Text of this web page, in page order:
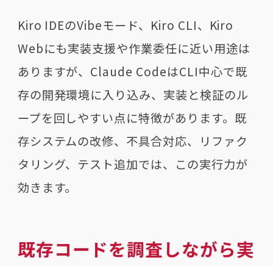
Kiro IDEのVibeモード、Kiro CLI、Kiro
Webにも実装支援や作業委任に近い用途は
ありますが、Claude CodeはCLI中心で既
存の開発環境に入り込み、実装と検証のル
ープを回しやすい点に特徴があります。既
存システムの改修、不具合対応、リファク
タリング、テスト追加では、この実行力が
効きます。
既存コードを調査しながら実